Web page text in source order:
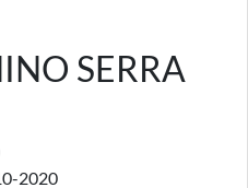
SERRA
2020